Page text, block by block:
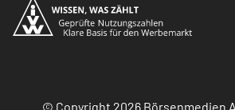
© Copyright 2026 Börsenmedien